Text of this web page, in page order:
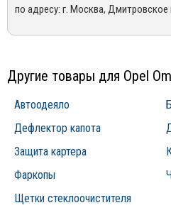
(495) 162-90-92, +7 (800) 250-01-76,
возникшими по вине покупателя, в
по адресу: г. Москва,
Другие товары для Opel
Автоодеяло
Дефлектор капота
Защита картера
Фаркопы
Щетки стеклоочистителя